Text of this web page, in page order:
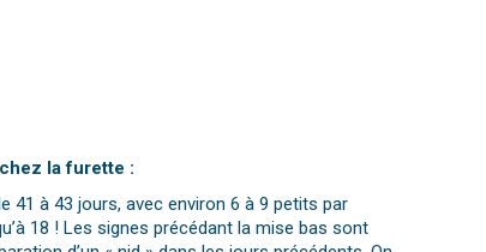
la furette :
41 à 43 jours, avec environ 6 à 9 petits par
18 ! Les signes précédant la mise bas sont